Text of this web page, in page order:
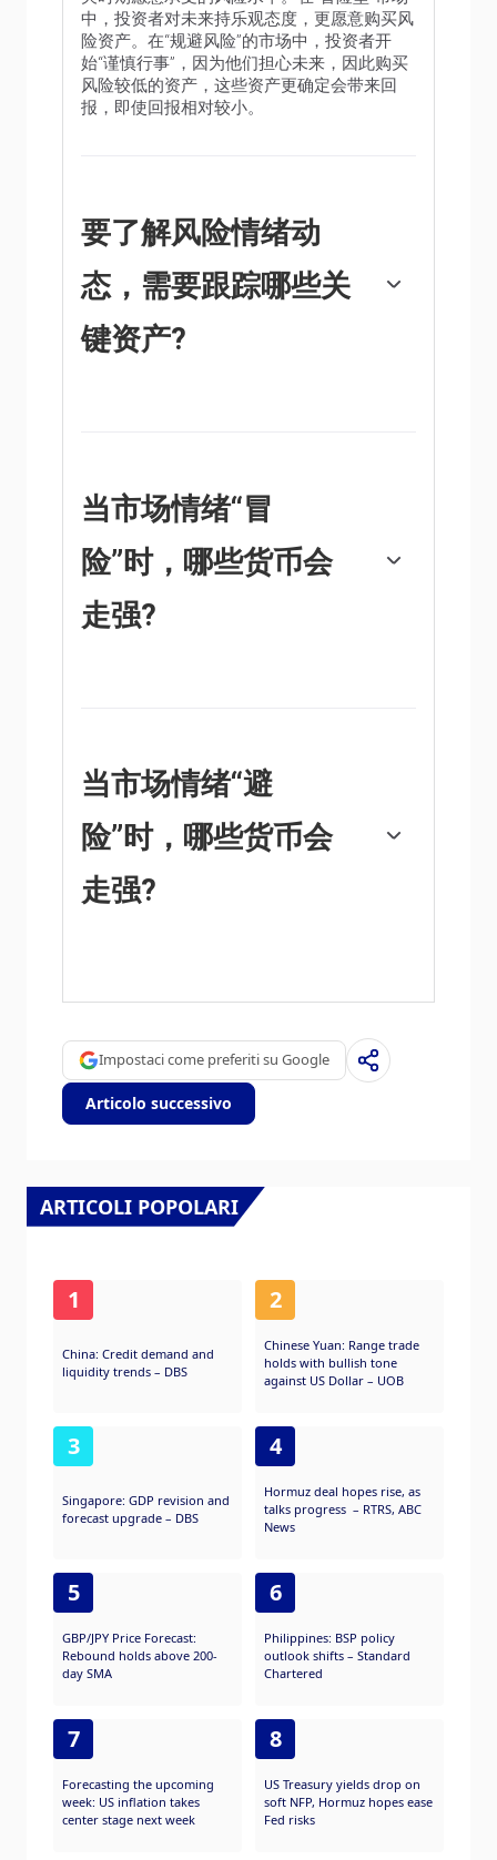
中，投资者对未来持乐观态度，更愿意购买风
险资产。在“规避风险”的市场中，投资者开
始“谨慎行事”，因为他们担心未来，因此购买
风险较低的资产，这些资产更确定会带来回
报，即使回报相对较小。
要了解风险情绪动
态，需要跟踪哪些关
键资产?
避风险”的市场中，债券——尤其是主要的政府
债券——上涨，黄金表现抢眼，日元、瑞士法
当市场情绪“冒
险”时，哪些货币会
走强?
大宗商品在风险偏好时期往往会上涨。这是因
为投资者预计，由于经济活动的增加，未来对
当市场情绪“避
险”时，哪些货币会
走强?
因为它是世界储备货币，因为在危机时期投资
世界上最大的经济体不太可能违约。日元受到
对日本政府债券需求增加的影响，因为日本国
内投资者持有的国债比例很高，即使在危机时
期，他们也不太可能抛售这些国债。瑞士法
Impostaci come preferiti su Google
Articolo successivo
ARTICOLI POPOLARI
1
China: Credit demand and
liquidity trends – DBS
2
Chinese Yuan: Range trade
holds with bullish tone
against US Dollar – UOB
3
Singapore: GDP revision and
forecast upgrade – DBS
4
Hormuz deal hopes rise, as
talks progress – RTRS, ABC
News
5
GBP/JPY Price Forecast:
Rebound holds above 200-
day SMA
6
Philippines: BSP policy
outlook shifts – Standard
Chartered
7
Forecasting the upcoming
week: US inflation takes
center stage next week
8
US Treasury yields drop on
soft NFP, Hormuz hopes ease
Fed risks